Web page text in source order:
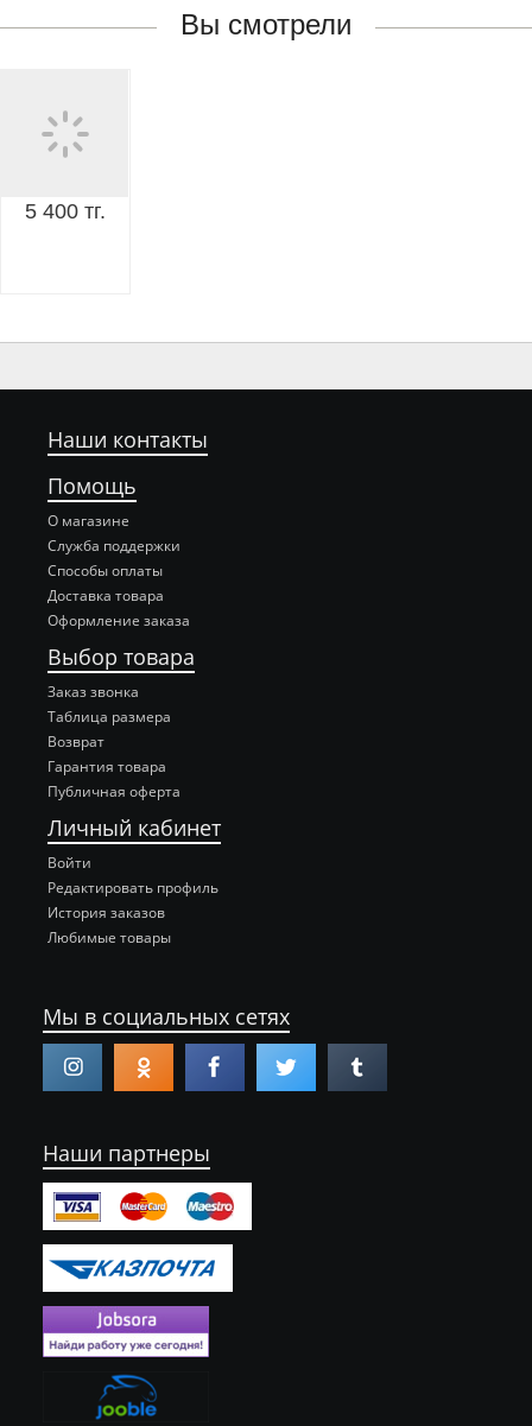
Вы смотрели
5 400 тг.
Наши контакты
Помощь
О магазине
Служба поддержки
Способы оплаты
Доставка товара
Оформление заказа
Выбор товара
Заказ звонка
Таблица размера
Возврат
Гарантия товара
Публичная оферта
Личный кабинет
Войти
Редактировать профиль
История заказов
Любимые товары
Мы в социальных сетях
Наши партнеры